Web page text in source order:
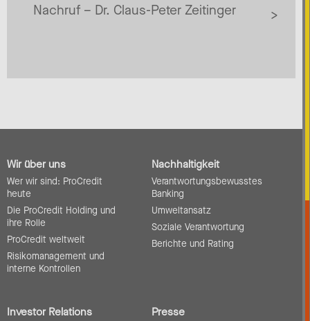
Nachruf – Dr. Claus-Peter Zeitinger
Wir über uns
Wer wir sind: ProCredit
heute
Die ProCredit Holding und
ihre Rolle
ProCredit weltweit
Risikomanagement und
interne Kontrollen
Nachhaltigkeit
Verantwortungsbewusstes
Banking
Umweltansatz
Soziale Verantwortung
Berichte und Rating
Investor Relations Presse